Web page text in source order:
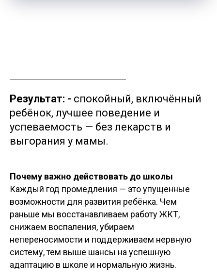
Результат: - спокойный, включённый
ребёнок, лучшее поведение и
успеваемость — без лекарств и
выгорания у мамы.
Почему важно действовать до школы
Каждый год промедления — это упущенные
возможности для развития ребёнка. Чем
раньше мы восстанавливаем работу ЖКТ,
снижаем воспаления, убираем
непереносимости и поддерживаем нервную
систему, тем выше шансы на успешную
адаптацию в школе и нормальную жизнь.